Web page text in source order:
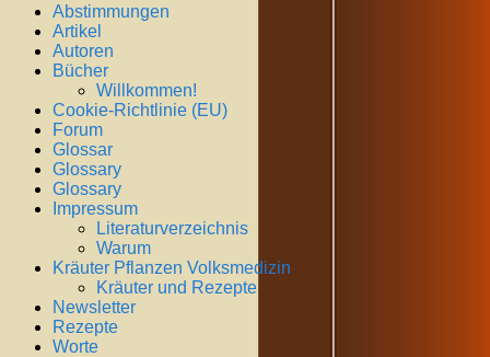
Abstimmungen
Artikel
Autoren
Bücher
Willkommen!
Cookie-Richtlinie (EU)
Forum
Glossar
Glossary
Glossary
Impressum
Literaturverzeichnis
Warum
Kräuter Pflanzen Volksmedizin
Kräuter und Rezepte
Newsletter
Rezepte
Worte